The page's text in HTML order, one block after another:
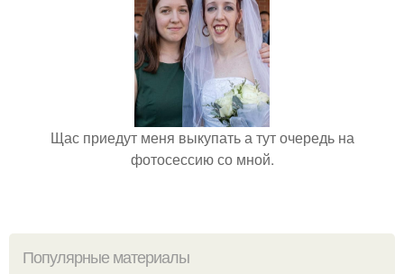
Щас приедут меня выкупать а тут очередь на
фотосессию со мной.
Популярные материалы